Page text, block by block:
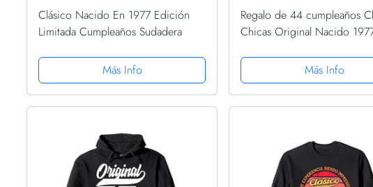
Clásico Nacido En 1977 Edición
Limitada Cumpleaños Sudadera
Más Info
Regalo de 44 cumpleaños
Chicas Original Nacido
Más Info